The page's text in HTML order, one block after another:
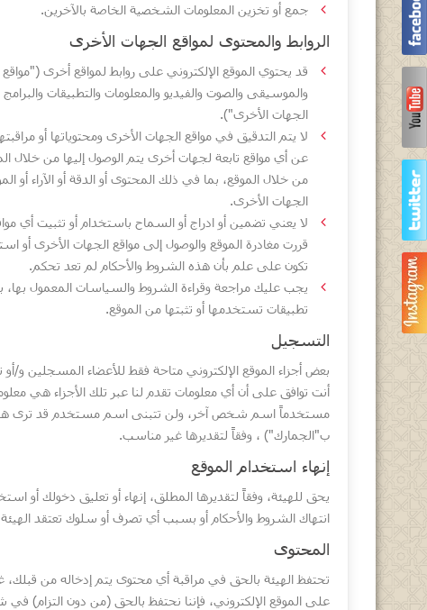
جمع أو تخزين المعلومات الشخصية الخاصة بالآخرين.
الروابط والمحتوى لمواقع الجهات الأخرى
قد يحتوي الموقع الإلكتروني على روابط لمواقع أخرى
والموسيقى والصوت والفيديو والمعلومات والتطبيقات
الجهات الأخرى").
لا يتم التدقيق في مواقع الجهات الأخرى ومحتوياتها أو
عن أي مواقع تابعة لجهات أخرى يتم الوصول إليها من خلال
من خلال الموقع، بما في ذلك المحتوى أو الدقة أو الآراء
الجهات الأخرى.
لا يعني تضمين أو ادراج أو السماح باستخدام أو تثبيت أي
قررت مغادرة الموقع والوصول إلى مواقع الجهات الأخرى
تكون على علم بأن هذه الشروط والأحكام لم تعد تحكم.
يجب عليك مراجعة وقراءة الشروط والسياسات المعمول بها،
تطبيقات تستخدمها أو تثبتها من الموقع.
التسجيل
بعض أجزاء الموقع الإلكتروني متاحة فقط للأعضاء المسجلين و/
أنت توافق على أن أي معلومات تقدم لنا عبر تلك الأجزاء هي
مستخدماً اسم شخص آخر، ولن تتبنى اسم مستخدم قد ترى هيئة
ب"الجمارك") ، وفقاً لتقديرها غير مناسب.
إنهاء استخدام الموقع
يحق للهيئة، وفقاً لتقديرها المطلق، إنهاء أو تعليق دخولك أو
انتهاك الشروط والأحكام أو بسبب أي تصرف أو سلوك تعتقد
المحتوى
تحتفظ الهيئة بالحق في مراقبة أي محتوى يتم إدخاله من قبلك،
على الموقع الإلكتروني، فإننا نحتفظ بالحق (من دون التزام)